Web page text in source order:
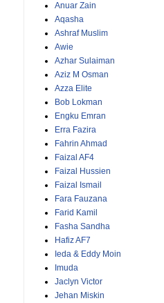
Anuar Zain
Aqasha
Ashraf Muslim
Awie
Azhar Sulaiman
Aziz M Osman
Azza Elite
Bob Lokman
Engku Emran
Erra Fazira
Fahrin Ahmad
Faizal AF4
Faizal Hussien
Faizal Ismail
Fara Fauzana
Farid Kamil
Fasha Sandha
Hafiz AF7
Ieda & Eddy Moin
Imuda
Jaclyn Victor
Jehan Miskin